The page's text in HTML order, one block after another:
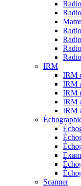
IRM
IRM
IRM
IRM
IRM
IRM
Scanner